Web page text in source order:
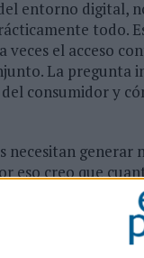
entorno digital,
todo.
el acceso
La pregunta
consumidor y
generar
eso creo que
mejor.
marca.